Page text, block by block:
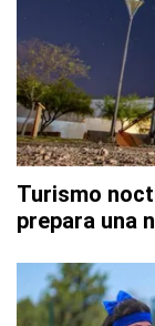
Turismo
prepara una